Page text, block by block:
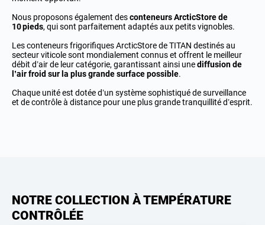
Nous proposons également desconteneurs ArcticStore de
10 pieds, qui sont parfaitement adaptés aux petits vignobles.
Les conteneurs frigorifiques ArcticStore de TITAN destinés au
secteur viticole sont mondialement connus et offrent le meilleur
débit d’air de leur catégorie, garantissant ainsi unediffusion de
l’air froid sur la plus grande surface possible.
Chaque unité est dotée d’un système sophistiqué de surveillance
et de contrôle à distance pour une plus grande tranquillité d’esprit.
NOTRE COLLECTION À TEMPÉRATURE
CONTRÔLÉE